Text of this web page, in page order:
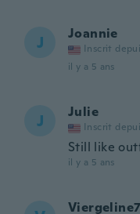
J Joannie
Inscrit
il y a 5 ans
J Julie
Inscrit
Still like
il y a 5 ans